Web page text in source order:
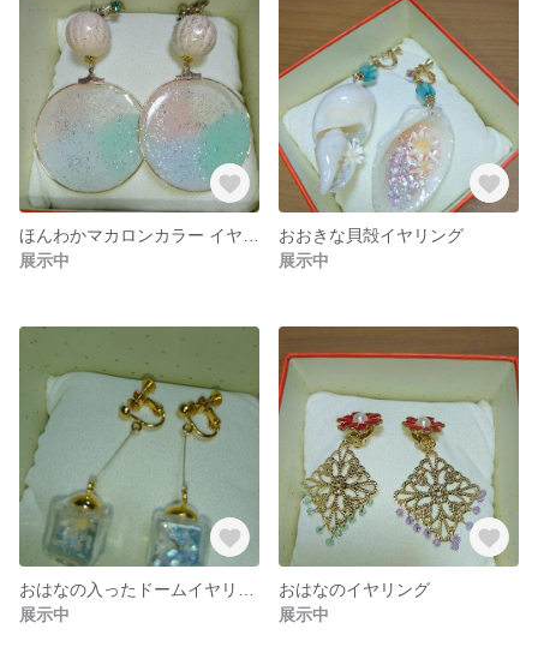
展示中
おおきな貝殻イヤリング
展示中
展示中
おはなのイヤリング
展示中